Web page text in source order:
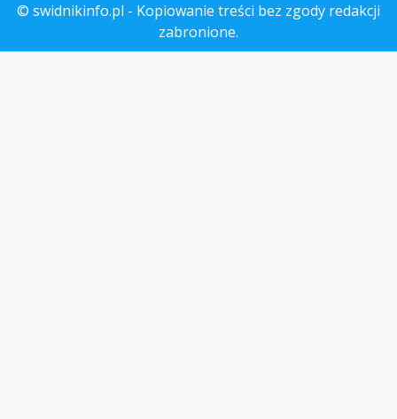
© swidnikinfo.pl - Kopiowanie treści bez zgody redakcji
zabronione.